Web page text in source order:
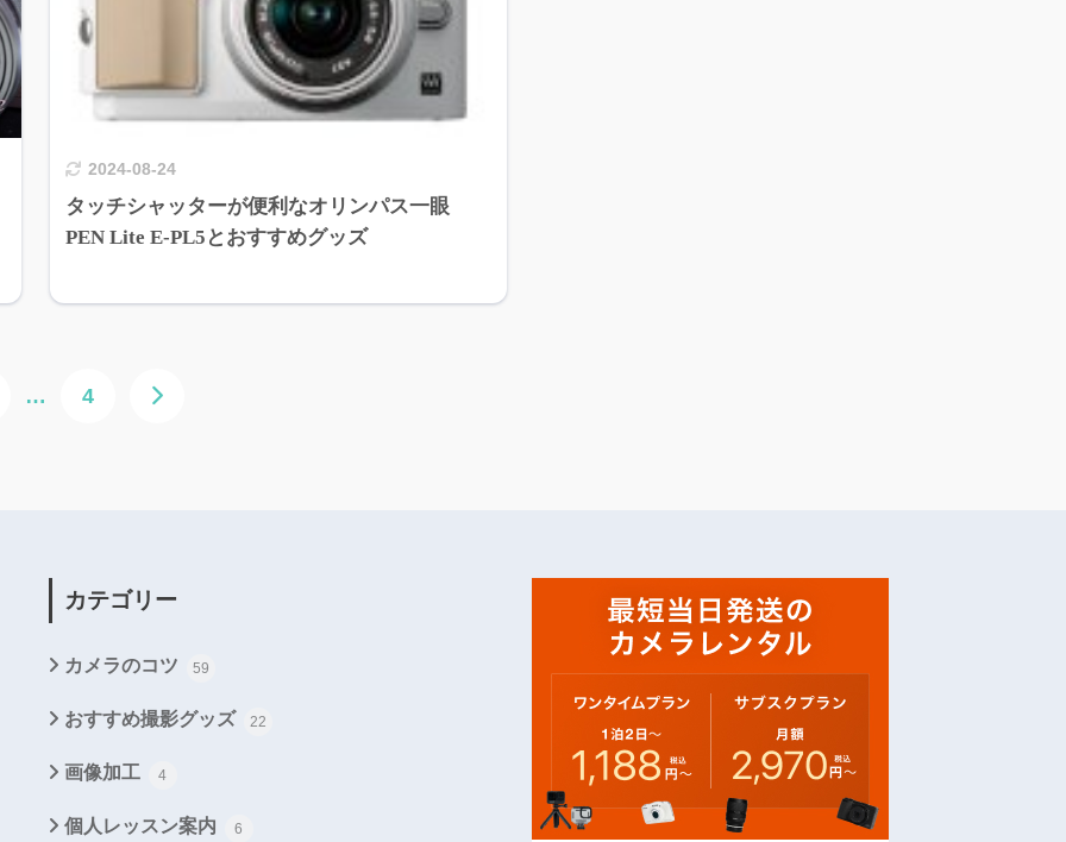
2024-08-24
タッチシャッターが便利なオリンパス一眼
PEN Lite E-PL5とおすすめグッズ
… 4
カテゴリー
カメラのコツ 59
おすすめ撮影グッズ 22
画像加工 4
個人レッスン案内 6